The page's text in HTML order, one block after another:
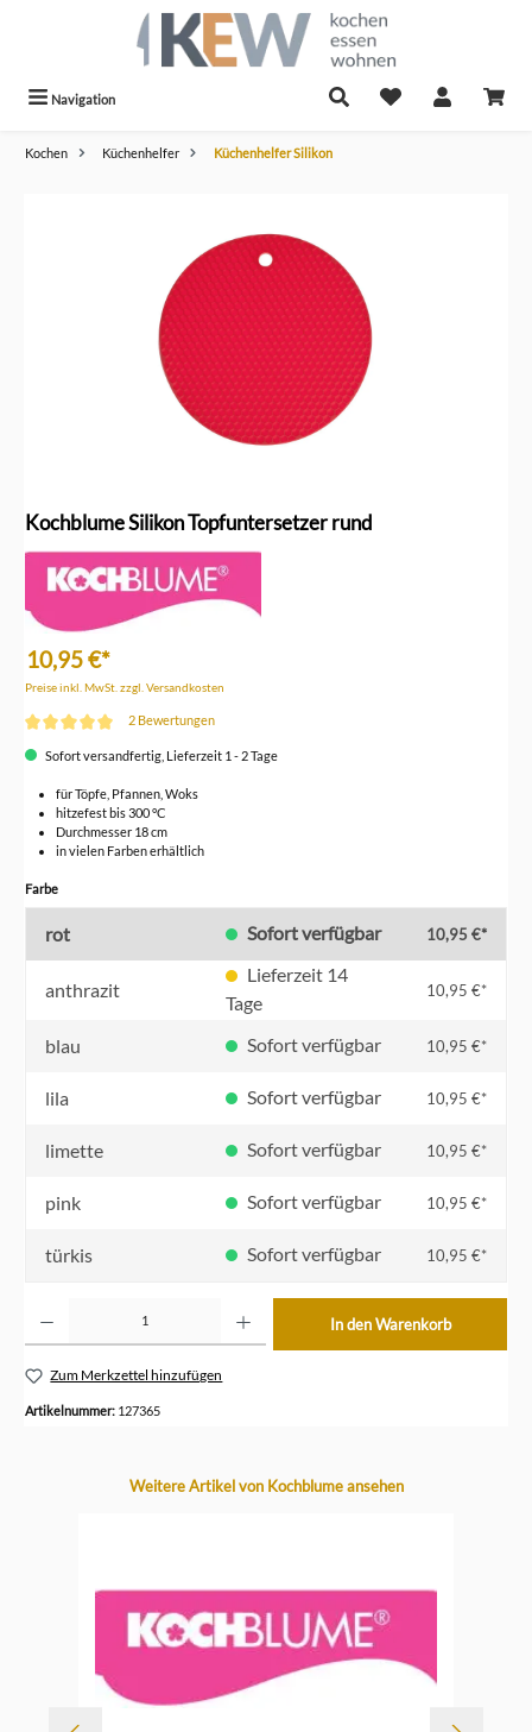
Navigation
Kochen Küchenhelfer Küchenhelfer Silikon
Kochblume Silikon Topfuntersetzer rund
10,95 €*
Preise inkl. MwSt. zzgl. Versandkosten
2 Bewertungen
Sofort versandfertig, Lieferzeit 1 - 2 Tage
für Töpfe, Pfannen, Woks
hitzefest bis 300 °C
Durchmesser 18 cm
in vielen Farben erhältlich
Farbeauswählen
rot Sofort verfügbar 10,95 €*
anthrazit
Tage
10,95 €*
blau Sofort verfügbar 10,95 €*
lila Sofort verfügbar 10,95 €*
limette Sofort verfügbar 10,95 €*
pink Sofort verfügbar 10,95 €*
türkis Sofort verfügbar 10,95 €*
In den Warenkorb
Zum Merkzettel hinzufügen
Artikelnummer: 127365
Produktgalerie überspringen
Weitere Artikel von Kochblume ansehen